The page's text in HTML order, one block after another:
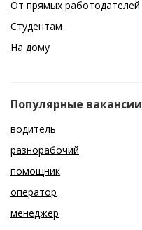
От прямых работодателей
Студентам
На дому
Популярные вакансии
водитель
разнорабочий
помощник
оператор
менеджер